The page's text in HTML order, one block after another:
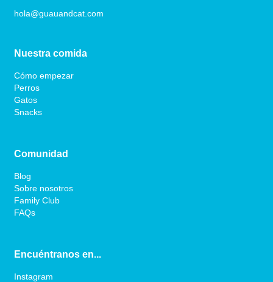
hola@guauandcat.com
Nuestra comida
Cómo empezar
Perros
Gatos
Snacks
Comunidad
Blog
Sobre nosotros
Family Club
FAQs
Encuéntranos en...
Instagram